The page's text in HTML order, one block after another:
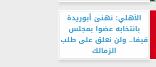
الأهلي: نهنئ أبوريدة
بانتخابه عضوا بمجلس
فيفا.. ولن نعلق على طلب
الزمالك